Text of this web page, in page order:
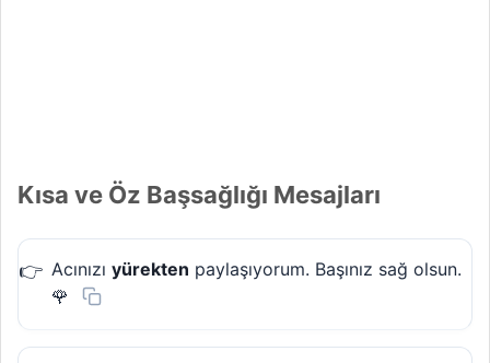
Kısa ve Öz Başsağlığı Mesajları
Acınızı yürekten paylaşıyorum. Başınız sağ olsun.
🌹